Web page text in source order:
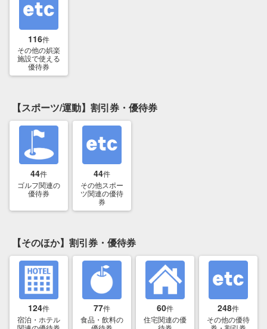
116件
その他の娯楽
施設で使える
優待券
【スポーツ/運動】割引券・優待券
44件
ゴルフ関連の
優待券
44件
その他スポー
ツ関連の優待
券
【そのほか】割引券・優待券
124件
宿泊・ホテル
77件
食品・飲料の
60件
住宅関連の優
248件
その他の優待